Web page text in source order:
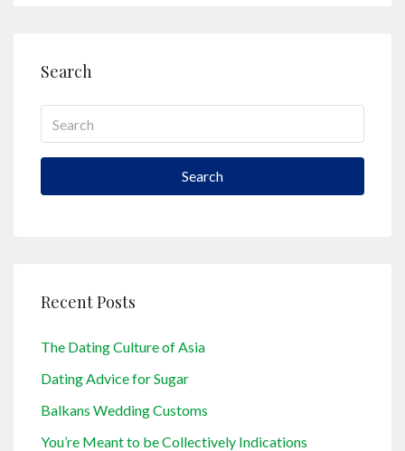
Search
Search
Recent Posts
The Dating Culture of Asia
Dating Advice for Sugar
Balkans Wedding Customs
You’re Meant to be Collectively Indications